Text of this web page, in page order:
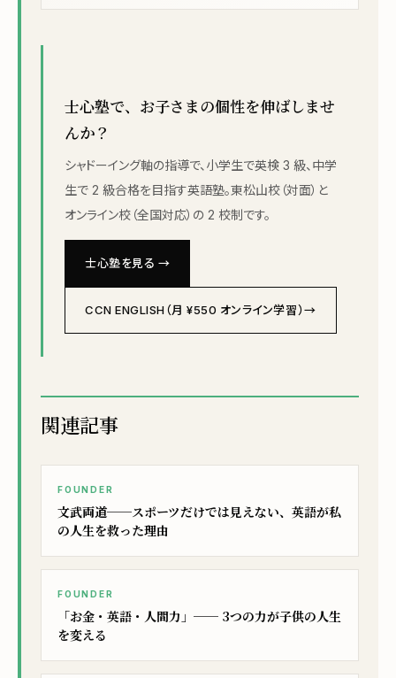
士心塾で、お子さまの個性を伸ばしませ
んか？
シャドーイング軸の指導で、小学生で英検 3 級、中学
生で 2 級合格を目指す英語塾。東松山校（対面）と
オンライン校（全国対応）の 2 校制です。
士心塾を見る →
CCN ENGLISH（月 ¥550 オンライン学習）→
関連記事
FOUNDER
文武両道──スポーツだけでは見えない、英語が私
の人生を救った理由
FOUNDER
「お金・英語・人間力」── 3つの力が子供の人生
を変える